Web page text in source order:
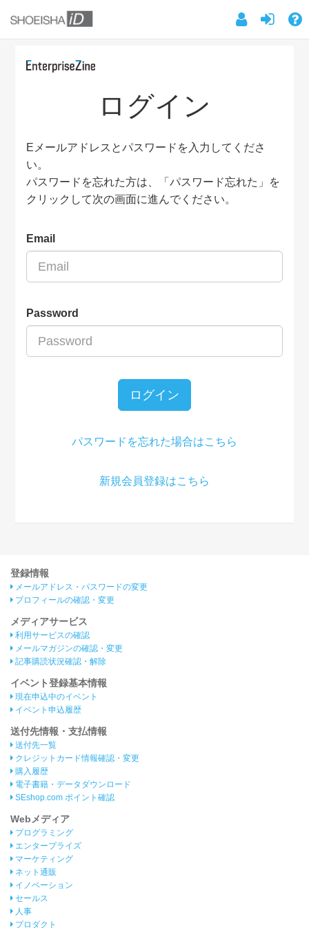
ログイン
Eメールアドレスとパスワードを入力してくださ
い。
パスワードを忘れた方は、「パスワード忘れた」を
クリックして次の画面に進んでください。
Email
Password
ログイン
パスワードを忘れた場合はこちら
新規会員登録はこちら
登録情報
メールアドレス・パスワードの変更
プロフィールの確認・変更
メディアサービス
利用サービスの確認
メールマガジンの確認・変更
記事購読状況確認・解除
イベント登録基本情報
現在申込中のイベント
イベント申込履歴
送付先情報・支払情報
送付先一覧
クレジットカード情報確認・変更
購入履歴
電子書籍・データダウンロード
SEshop.com ポイント確認
Webメディア
プログラミング
エンタープライズ
マーケティング
ネット通販
イノベーション
セールス
人事
プロダクト